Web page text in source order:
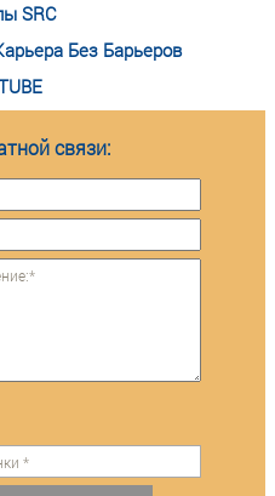
SRC
Без Барьеров
связи: